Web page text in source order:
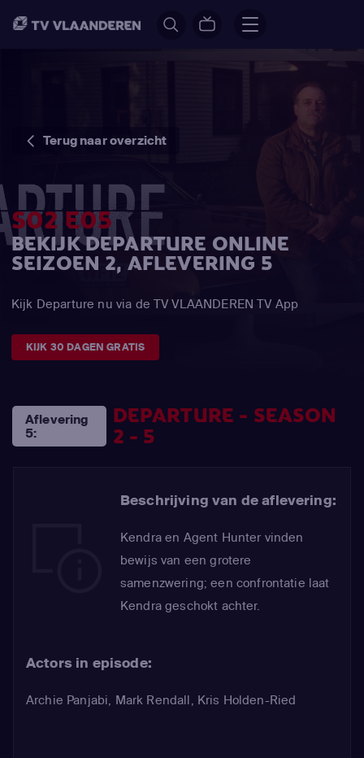
Terug naar overzicht
S02 E05
BEKIJK DEPARTURE ONLINE
SEIZOEN 2, AFLEVERING 5
Kijk Departure nu via de TV VLAANDEREN TV App
KIJK 30 DAGEN GRATIS
Aflevering
5:
DEPARTURE - SEASON
2 - 5
Beschrijving van de aflevering:
Kendra en Agent Hunter vinden
bewijs van een grotere
samenzwering; een confrontatie laat
Kendra geschokt achter.
Actors in episode:
Archie Panjabi, Mark Rendall, Kris Holden-Ried